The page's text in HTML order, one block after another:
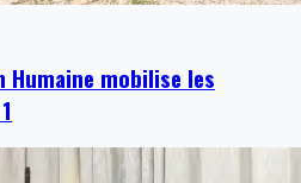
Humaine mobilise les